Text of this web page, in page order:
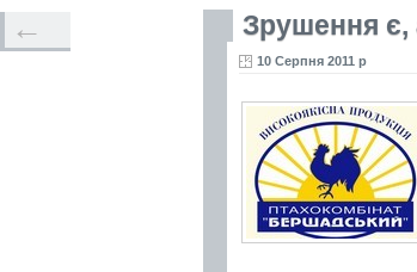
Зрушення є,
10 Серпня 2011 р
←